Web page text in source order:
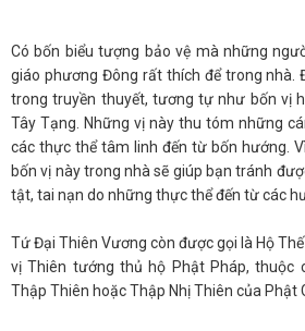
Có bốn biểu tượng bảo vệ mà những
giáo phương Đông rất thích để trong nhà.
trong truyền thuyết, tương tự như bốn vị
Tây Tạng. Những vị này thu tóm những
các thực thể tâm linh đến từ bốn hướng.
bốn vị này trong nhà sẽ giúp bạn tránh
tật, tai nạn do những thực thể đến từ các
Tứ Đại Thiên Vương còn được gọi là Hộ
vị Thiên tướng thủ hộ Phật Pháp, thuộc
Thập Thiên hoặc Thập Nhị Thiên của Phật